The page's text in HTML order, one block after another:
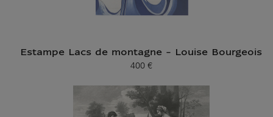
Estampe Lacs de montagne - Louise Bourgeois
Prix ​​actuel
400 €